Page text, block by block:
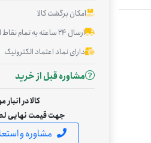
امکان برگشت کالا
ارسال ۲۴ ساعته به تمام نقاط ایران
دارای نماد اعتماد الکترونیک
مشاوره قبل از خرید
کالا در
جهت قیمت نهایی
مشاوره و